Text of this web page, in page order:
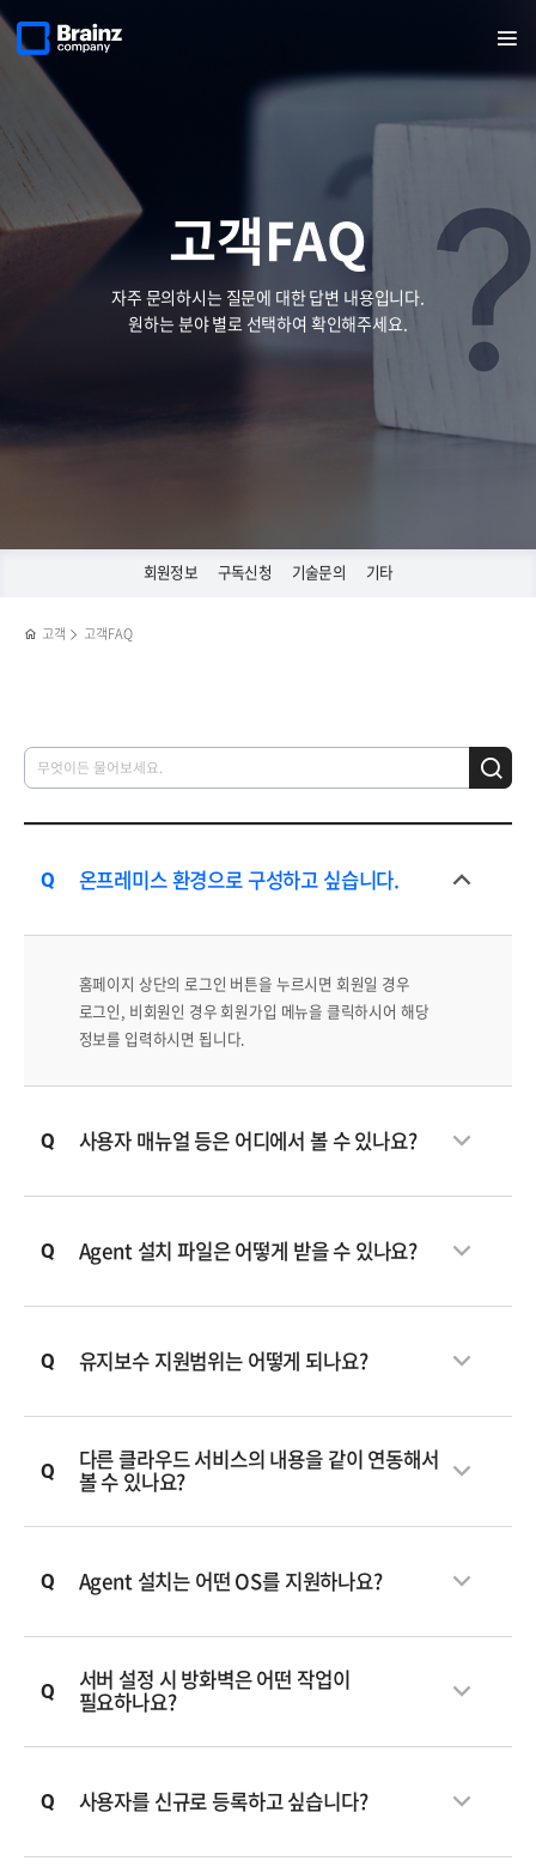
반복영역
건너뛰기
열기
고객FAQ
자주 문의하시는 질문에 대한 답변 내용입니다.
원하는 분야 별로 선택하여 확인해주세요.
회원정보 구독신청 기술문의 기타
페이지로
이동
고객 고객FAQ
온프레미스 환경으로 구성하고 싶습니다.
홈페이지 상단의 로그인 버튼을 누르시면 회원일 경우
로그인, 비회원인 경우 회원가입 메뉴을 클릭하시어 해당
정보를 입력하시면 됩니다.
사용자 매뉴얼 등은 어디에서 볼 수 있나요?
Agent 설치 파일은 어떻게 받을 수 있나요?
유지보수 지원범위는 어떻게 되나요?
다른 클라우드 서비스의 내용을 같이 연동해서
볼 수 있나요?
Agent 설치는 어떤 OS를 지원하나요?
서버 설정 시 방화벽은 어떤 작업이
필요하나요?
사용자를 신규로 등록하고 싶습니다?